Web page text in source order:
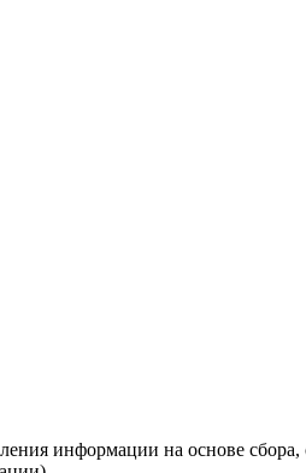
информации на основе сбора,